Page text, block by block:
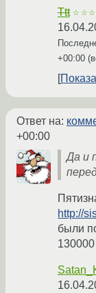
Ttt
+00:00
Ответ на:
+00:00
Да и
http://
были
130000